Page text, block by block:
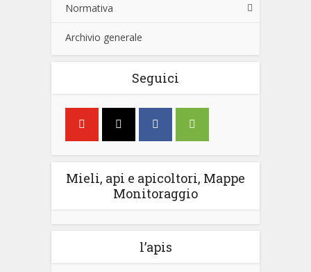
Normativa
Archivio generale
Seguici
Mieli, api e apicoltori, Mappe
Monitoraggio
l’apis